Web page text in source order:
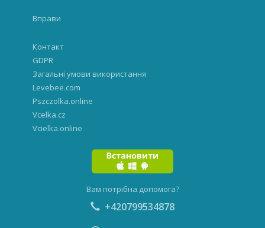
Вправи
Контакт
GDPR
Загальні умови використання
Levebee.com
Pszczolka.online
Vcelka.cz
Vcielka.online
Вам потрібна допомога?
+420799534878